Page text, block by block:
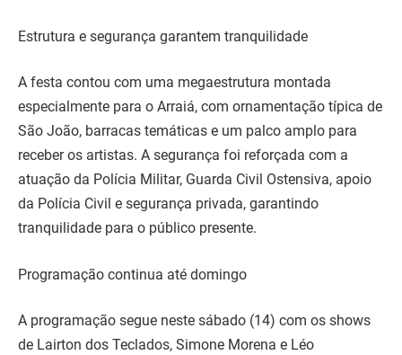
Estrutura e segurança garantem tranquilidade
A festa contou com uma megaestrutura montada
especialmente para o Arraiá, com ornamentação típica de
São João, barracas temáticas e um palco amplo para
receber os artistas. A segurança foi reforçada com a
atuação da Polícia Militar, Guarda Civil Ostensiva, apoio
da Polícia Civil e segurança privada, garantindo
tranquilidade para o público presente.
Programação continua até domingo
A programação segue neste sábado (14) com os shows
de Lairton dos Teclados, Simone Morena e Léo